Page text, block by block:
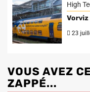
High
23
VOUS AVEZ
ZAPPÉ...